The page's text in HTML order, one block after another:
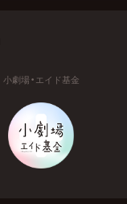
小劇場・エイド基金